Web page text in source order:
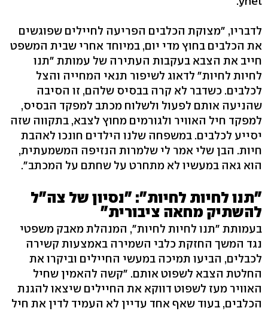
לדבריו, "מצוקת הכלבים הפריעה לחיילים שפוגשים
את הכלבים בחוץ מדי יום, במיוחד אחרי שבית המשפט
חייב את הצבא בעקבות העתירה של עמותת "תנו
לחיות לחיות" לדאוג לשיפור תנאי המחייה והצל
לכלבים. כשדבר לא קרה בבסיס שלהם, זו הסיבה
שהניעה אותם לפעול ולשלוח מכתב למפקד הבסיס,
למפקד חיל האוויר ולגורמים מחוץ לצבא, בתקווה שזה
יסייע לכלבים. במשפחה שלנו הילדים חונכו לאהבת
חיות. הבן שלי אמר לי שלמרות הנזיפה המשמעתית,
הוא גאה במעשיו לא מתחרט על שחתם על המכתב".
"תנו לחיות לחיות": "נסיון של צה"ל
להשתיק מחאה ציבורית"
בעמותת "תנו לחיות לחיות", המנהלת מאבק משפטי
נגד המשך החזקת כלבי השמירה באמצעות קשירה
לכבלים, הביעו תמיכה במעשי החיילים וביקרו את
החלטת הצבא לשפוט אותם. "קשה להאמין שחיל
האוויר מעז לשפוט דווקא את החיילים שיצאו להגנת
הכלבים, בעוד שאף אחד עדיין לא העמיד לדין את חיל